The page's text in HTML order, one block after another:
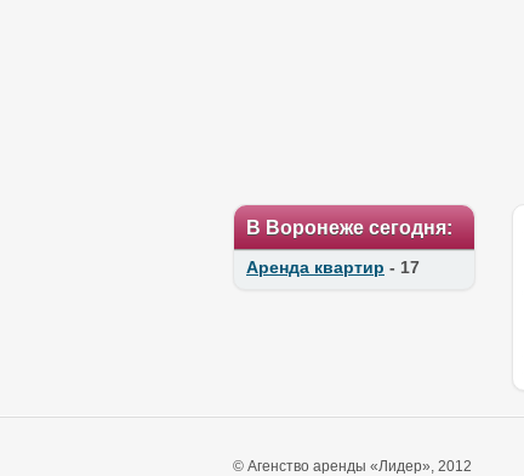
В Воронеже сегодня:
Аренда квартир - 17
© Агенство аренды «Лидер», 2012